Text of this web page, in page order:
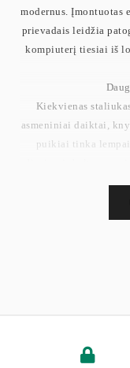
modernus. Įmontuotas
prievadais leidžia
kompiuterį tiesiai iš
Kiekvienas
asmeniniai daiktai,
puikiai tinka
Stipri
Aiškios